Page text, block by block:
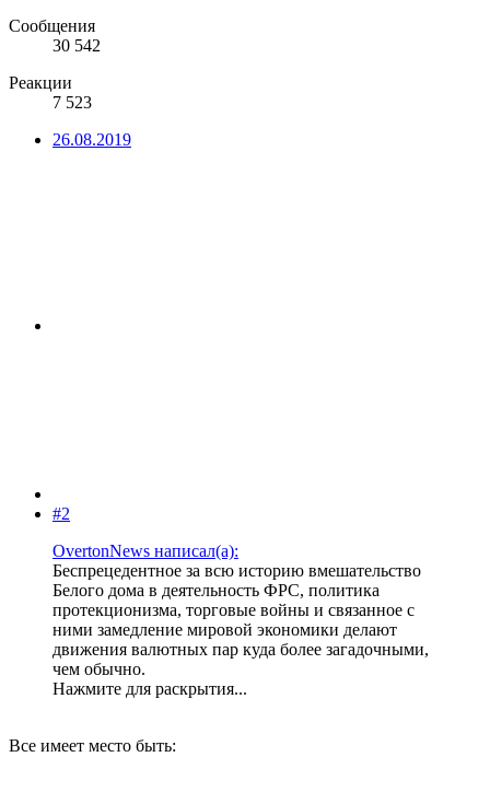
Сообщения
30 542
Реакции
7 523
26.08.2019
#2
OvertonNews написал(а):
Беспрецедентное за всю историю вмешательство
Белого дома в деятельность ФРС, политика
протекционизма, торговые войны и связанное с
ними замедление мировой экономики делают
движения валютных пар куда более загадочными,
чем обычно.
Нажмите для раскрытия...
Все имеет место быть: